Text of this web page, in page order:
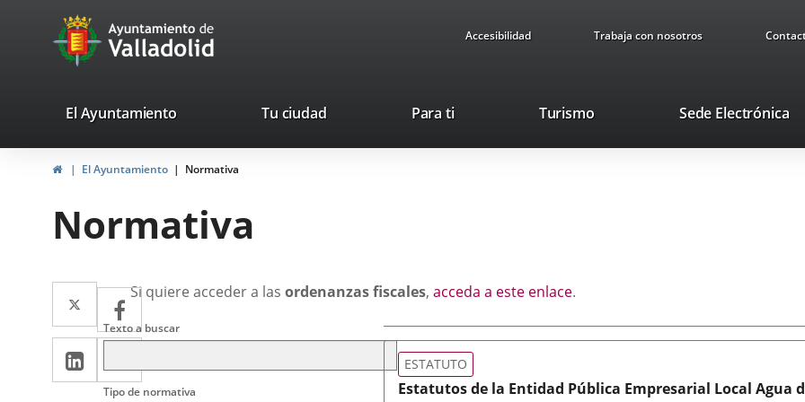
Portal
Web
Ayuntamiento
de
Accesibilidad Trabaja con nosotros
valladolid.es
El Ayuntamiento Tu ciudad Para ti TurismoEste
se
Sede Electrónica
InicioEl Ayuntamiento Normativa
Normativa
Twitter
Enlace
a
una
aplicación
Facebook
Enlace
a
una
aplicación
LinkedIn
Enlace
a
Descripción
Si quiere acceder a lasordenanzas fiscales,acceda a este enlace.
Búsqueda
Criterios
generales
Texto a buscar
Tipo de normativa Estatutos de la Entidad Pública Empresarial Local Agua
ESTATUTO